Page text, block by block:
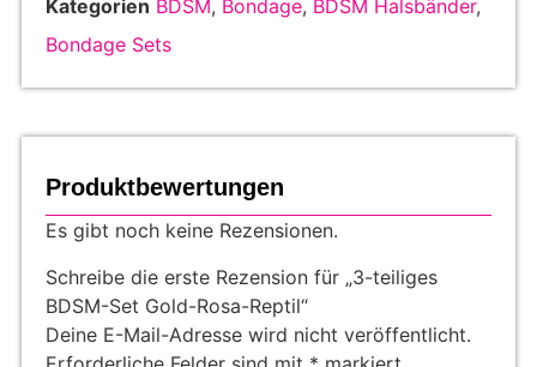
Kategorien BDSM, Bondage, BDSM Halsbänder,
Bondage Sets
Produktbewertungen
Es gibt noch keine Rezensionen.
Schreibe die erste Rezension für „3-teiliges
BDSM-Set Gold-Rosa-Reptil“
Deine E-Mail-Adresse wird nicht veröffentlicht.